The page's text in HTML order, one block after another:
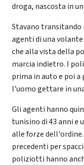
droga, nascosta in
Stavano transitando
agenti di una
che alla vista della
marcia indietro. I
prima in auto e poi a
l'uomo gettare in
Gli agenti hanno
tunisino di 43 anni e
alle forze
precedenti per
poliziotti hanno